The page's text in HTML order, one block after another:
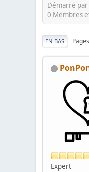
Démarré
0 Membres
EN BAS Pages
Expert